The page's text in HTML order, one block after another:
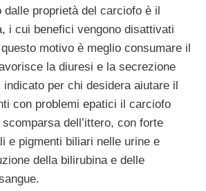
dalle proprietà del carciofo è il
i cui benefici vengono disattivati
motivo è meglio consumare il
la diuresi e la secrezione
indicato per chi desidera aiutare il
con problemi epatici il carciofo
dell’ittero, con forte
e pigmenti biliari nelle urine e
della bilirubina e delle